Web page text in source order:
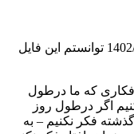
خداراشاکرم که درتاریخ 1402/08/12 توانستم این فایل
که ما درطول
اگر درطول روز
فکر نکنیم – به